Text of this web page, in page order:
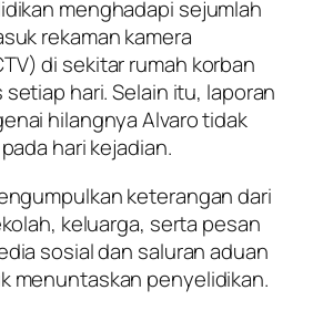
menghadapi sejumlah
rekaman kamera
di sekitar rumah korban
hari. Selain itu, laporan
hilangnya Alvaro tidak
hari kejadian.
keterangan dari
keluarga, serta pesan
sosial dan saluran aduan
menuntaskan penyelidikan.